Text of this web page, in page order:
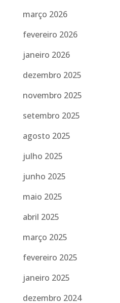
março 2026
fevereiro 2026
janeiro 2026
dezembro 2025
novembro 2025
setembro 2025
agosto 2025
julho 2025
junho 2025
maio 2025
abril 2025
março 2025
fevereiro 2025
janeiro 2025
dezembro 2024